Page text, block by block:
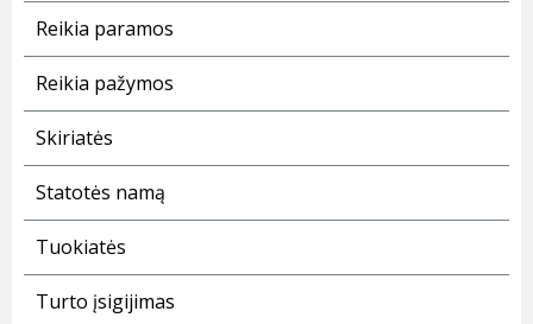
Reikia paramos
Reikia pažymos
Skiriatės
Statotės namą
Tuokiatės
Turto įsigijimas